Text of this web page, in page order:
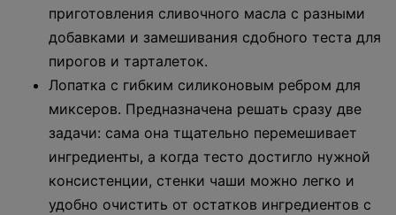
приготовления сливочного масла с разными
добавками и замешивания сдобного теста для
пирогов и тарталеток.
Лопатка с гибким силиконовым ребром для
миксеров. Предназначена решать сразу две
задачи: сама она тщательно перемешивает
ингредиенты, а когда тесто достигло нужной
консистенции, стенки чаши можно легко и
удобно очистить от остатков ингредиентов с